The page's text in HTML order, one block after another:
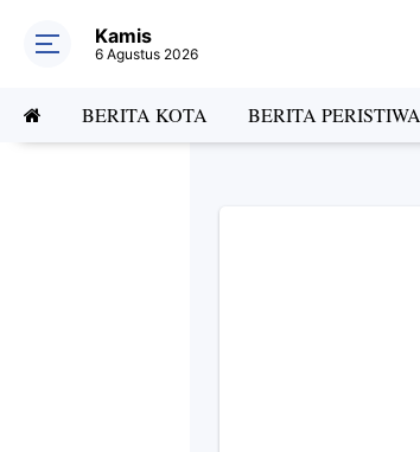
Kamis
6 Agustus 2026
BERITA KOTA BERITA PERISTIWA